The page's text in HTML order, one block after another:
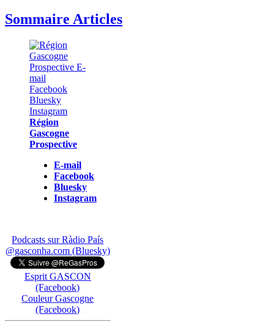
Sommaire Articles
Région
Gascogne
Prospective
E-mail
Facebook
Bluesky
Instagram
Podcasts sur Ràdio País
@gasconha.com (Bluesky)
Esprit GASCON
(Facebook)
Couleur Gascogne
(Facebook)